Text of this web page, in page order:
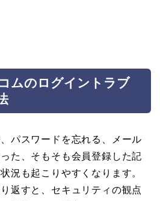
ムのログイントラブ
パスワードを忘れる、メール
た、そもそも会員登録した記
況も起こりやすくなります。
返すと、セキュリティの観点